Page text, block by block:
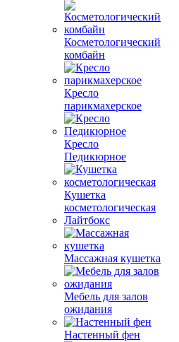
Косметологический
комбайн
Кресло
парикмахерское
Кресло
Педикюрное
Кушетка
косметологическая
Лайтбокс
Массажная кушетка
Мебель для залов
ожидания
Настенный фен